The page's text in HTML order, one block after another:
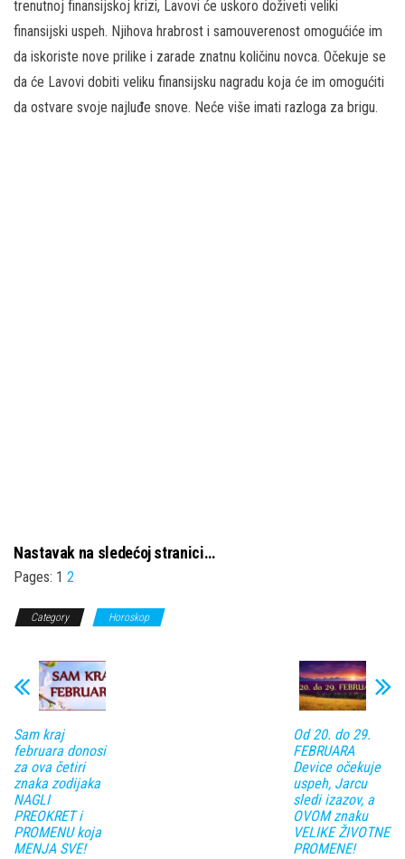
trenutnoj finansijskoj krizi, Lavovi će uskoro doživeti veliki
finansijski uspeh. Njihova hrabrost i samouverenost omogućiće im
da iskoriste nove prilike i zarade znatnu količinu novca. Očekuje se
da će Lavovi dobiti veliku finansijsku nagradu koja će im omogućiti
da ostvare svoje najluđe snove. Neće više imati razloga za brigu.
Nastavak na sledećoj stranici…
Pages: 1 2
Category Horoskop
Sam kraj
februara donosi
za ova četiri
znaka zodijaka
NAGLI
PREOKRET i
PROMENU koja
MENJA SVE!
Od 20. do 29.
FEBRUARA
Device očekuje
uspeh, Jarcu
sledi izazov, a
OVOM znaku
VELIKE ŽIVOTNE
PROMENE!